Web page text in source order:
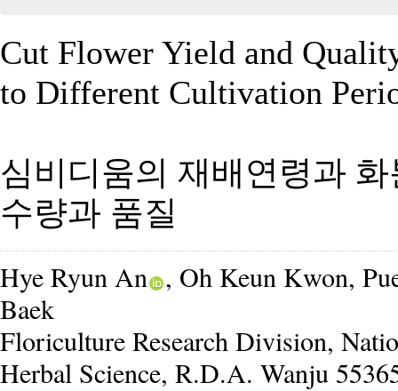
Cut Flower Yield and
to Different Cultivation
심비디움의 재배연령과
수량과 품질
Hye Ryun An , Oh Keun Kwon,
Baek
Floriculture Research Division,
Herbal Science, R.D.A. Wanju